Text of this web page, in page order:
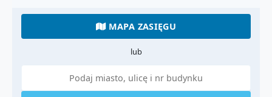
MAPA ZASIĘGU
lub